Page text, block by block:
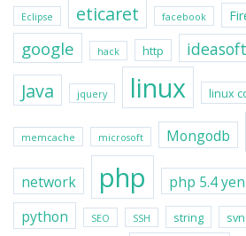
Eclipse eticaret facebook
google hack http ideasoft
Java jquery linux linux
memcache microsoft Mongodb
network php
php 5.4
python
SEO SSH string svn